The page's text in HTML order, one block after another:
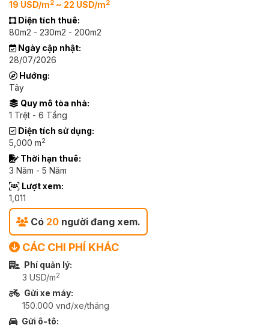
19 USD/m2 ~ 22 USD/m2
Diện tích thuê:
80m2 - 230m2 - 200m2
Ngày cập nhật:
28/07/2026
Hướng:
Tây
Quy mô tòa nhà:
1 Trệt - 6 Tầng
Diện tích sử dụng:
5,000 m2
Thời hạn thuê:
3 Năm - 5 Năm
Lượt xem:
1,011
Có 20 người đang xem.
CÁC CHI PHÍ KHÁC
Phí quản lý:
3 USD/m2
Gửi xe máy:
150.000 vnđ/xe/tháng
Gửi ô-tô: